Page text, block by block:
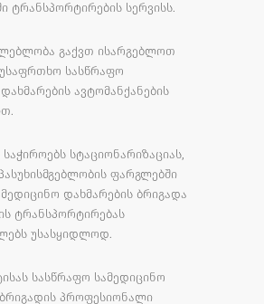
ტრანსპორტირების სერვისს.
გაქვთ ისარგებლოთ
სასწრაფო
ავტომანქანების
სტაციონარიზაციას,
ფარგლებში
დახმარების ბრიგადა
ტრანსპორტირებას
უსასყიდლოდ.
სასწრაფო სამედიცინო
პროფესიონალი